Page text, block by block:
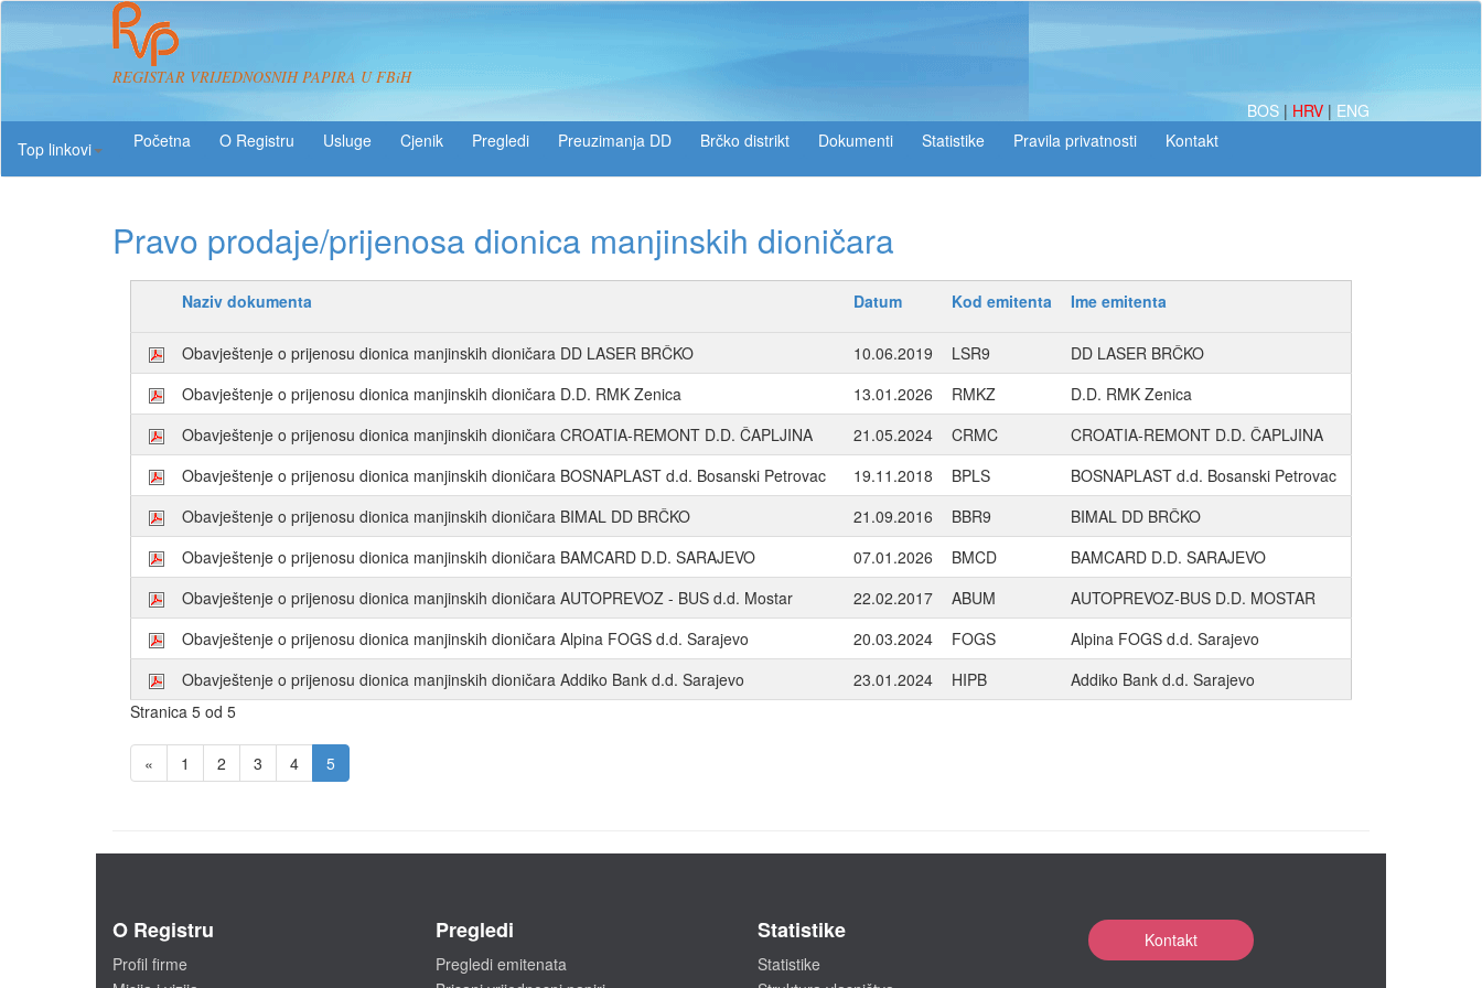
REGISTAR VRIJEDNOSNIH PAPIRA U FBiH
BOS | HRV | ENG
Top linkovi
O Registru Usluge Pregledi Preuzimanja DD Brčko distrikt Dokumenti Statistike
Pravo prodaje/prijenosa dionica manjinskih dioničara
Naziv dokumenta Datum Kod emitenta Ime emitenta
Obavještenje o prijenosu dionica manjinskih dioničara DD LASER BRČKO 10.06.2019 LSR9
DD LASER BRČKO
Obavještenje o prijenosu dionica manjinskih dioničara D.D. RMK Zenica
13.01.2026 RMKZ
D.D. RMK Zenica
Obavještenje o prijenosu dionica manjinskih dioničara CROATIA-REMONT D.D. ČAPLJINA
21.05.2024 CRMC
CROATIA-REMONT D.D. ČAPLJINA
Obavještenje o prijenosu dionica manjinskih dioničara BOSNAPLAST d.d. Bosanski Petrovac
19.11.2018 BPLS
BOSNAPLAST d.d. Bosanski Petrovac
Obavještenje o prijenosu dionica manjinskih dioničara BIMAL DD BRČKO
21.09.2016 BBR9
BIMAL DD BRČKO
Obavještenje o prijenosu dionica manjinskih dioničara BAMCARD D.D. SARAJEVO
07.01.2026 BMCD
BAMCARD D.D. SARAJEVO
Obavještenje o prijenosu dionica manjinskih dioničara AUTOPREVOZ - BUS d.d. Mostar
22.02.2017 ABUM
AUTOPREVOZ-BUS D.D. MOSTAR
Obavještenje o prijenosu dionica manjinskih dioničara Alpina FOGS d.d. Sarajevo
20.03.2024 FOGS
Alpina FOGS d.d. Sarajevo
Obavještenje o prijenosu dionica manjinskih dioničara Addiko Bank d.d. Sarajevo
23.01.2024 HIPB
Addiko Bank d.d. Sarajevo
Stranica 5 od 5
« 1 2 3 4 5
O Registru
Profil firme
Pregledi
Pregledi emitenata
Statistike
Statistike
Kontakt